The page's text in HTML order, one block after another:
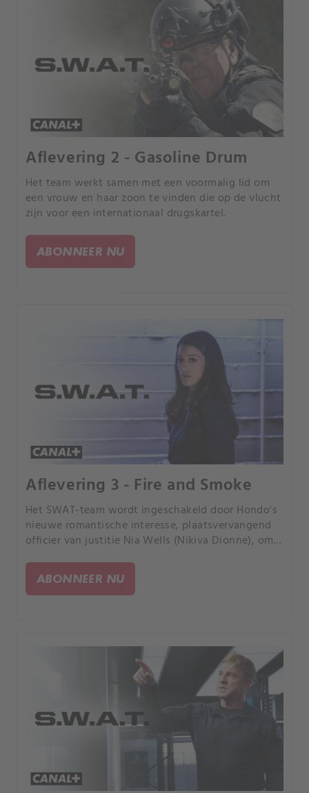
Aflevering 2 - Gasoline Drum
Het team werkt samen met een voormalig lid om
een vrouw en haar zoon te vinden die op de vlucht
zijn voor een internationaal drugskartel.
ABONNEER NU
Aflevering 3 - Fire and Smoke
Het SWAT-team wordt ingeschakeld door Hondo's
nieuwe romantische interesse, plaatsvervangend
officier van justitie Nia Wells (Nikiva Dionne), om
omkopingsproces te beschermen, nadat sommigen
van hen het doelwit zijn van de georganiseerde
misdaad tijdens een reeks brandbombardementen.
ABONNEER NU